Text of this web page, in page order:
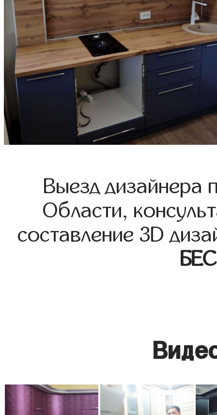
Выезд дизайнера
Области,
составление 3D